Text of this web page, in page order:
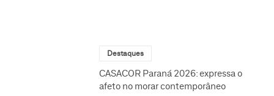
Destaques
CASACOR Paraná 2026: expressa o
afeto no morar contemporâneo